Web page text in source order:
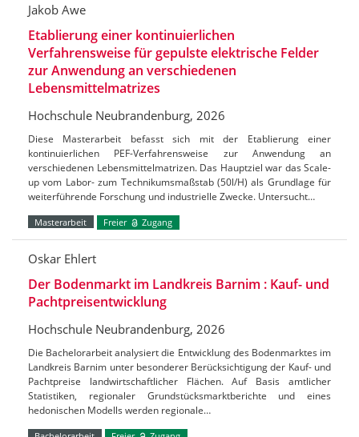
Jakob Awe
Etablierung einer kontinuierlichen
Verfahrensweise für gepulste elektrische Felder
zur Anwendung an verschiedenen
Lebensmittelmatrizes
Hochschule Neubrandenburg, 2026
Diese Masterarbeit befasst sich mit der Etablierung einer
kontinuierlichen PEF-Verfahrensweise zur Anwendung an
verschiedenen Lebensmittelmatrizen. Das Hauptziel war das Scale-
up vom Labor- zum Technikumsmaßstab (50l/H) als Grundlage für
weiterführende Forschung und industrielle Zwecke. Untersucht…
Masterarbeit Freier Zugang
Oskar Ehlert
Der Bodenmarkt im Landkreis Barnim : Kauf- und
Pachtpreisentwicklung
Hochschule Neubrandenburg, 2026
Die Bachelorarbeit analysiert die Entwicklung des Bodenmarktes im
Landkreis Barnim unter besonderer Berücksichtigung der Kauf- und
Pachtpreise landwirtschaftlicher Flächen. Auf Basis amtlicher
Statistiken, regionaler Grundstücksmarktberichte und eines
hedonischen Modells werden regionale…